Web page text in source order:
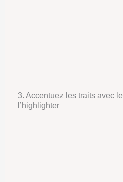
3. Accentuez les traits avec
l’highlighter